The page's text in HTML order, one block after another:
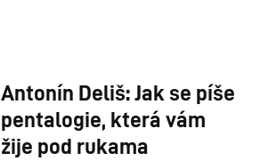
Antonín Deliš: Jak se píše
pentalogie, která vám
žije pod rukama